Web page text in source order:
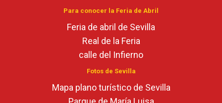
Para conocer la Feria de Abril
Feria de abril de Sevilla
Real de la Feria
calle del Infierno
Fotos de Sevilla
Mapa plano turístico de Sevilla